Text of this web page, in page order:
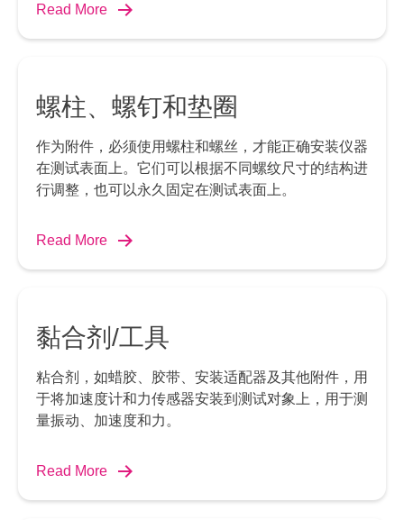
Read More
螺柱、螺钉和垫圈
作为附件，必须使用螺柱和螺丝，才能正确安装仪器
在测试表面上。它们可以根据不同螺纹尺寸的结构进
行调整，也可以永久固定在测试表面上。
Read More
黏合剂/工具
粘合剂，如蜡胶、胶带、安装适配器及其他附件，用
于将加速度计和力传感器安装到测试对象上，用于测
量振动、加速度和力。
Read More